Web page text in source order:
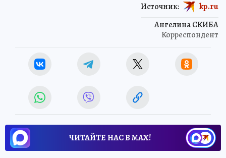
Ангелина СКИБА
Корреспондент
Источник: kp.ru
ЧИТАЙТЕ НАС В МАХ!